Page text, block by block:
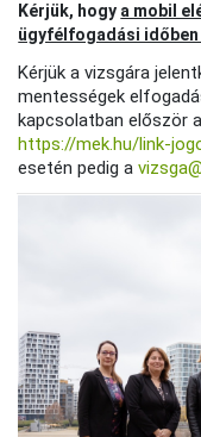
Kérjük, hogy a mobil
ügyfélfogadási
Kérjük a vizsgára
mentességek
kapcsolatban először
https://mek.hu/link-
esetén pedig a